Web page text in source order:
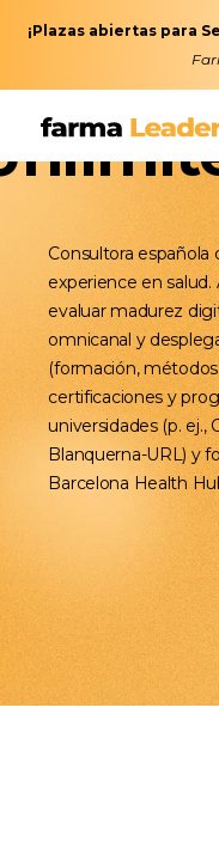
¡Plazas abiertas para
Consultora
experience en
evaluar madurez
omnicanal y
(formación,
certificaciones y
universidades (p. ej.,
Blanquerna-URL) y
Barcelona Health